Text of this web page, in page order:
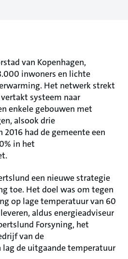
van Kopenhagen,
inwoners en lichte
Het netwerk strekt
systeem naar
enkele gebouwen met
alsook drie
had de gemeente een
in het
een nieuwe strategie
toe. Het doel was om tegen
op lage temperatuur van 60
aldus energieadviseur
Forsyning, het
van de
lag de uitgaande temperatuur